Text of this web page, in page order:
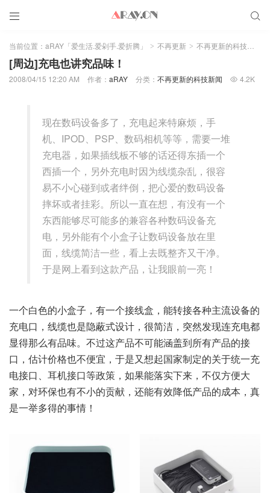
 
当前位置： aRAY「爱生活.爱剁手.爱折腾」 > 不再更新 > 不再更新的科技新闻
[周边]充电也讲究品味！
2008/04/15 12:20 AM 作者： aRAY 分类： 不再更新的科技新闻  4.2K
现在数码设备多了，充电起来特麻烦，手
机、IPOD、PSP、数码相机等等，需要一堆
充电器，如果插线板不够的话还得东插一个
西插一个，另外充电时因为线缆杂乱，很容
易不小心碰到或者绊倒，把心爱的数码设备
摔坏或者挂彩。所以一直在想，有没有一个
东西能够尽可能多的兼容各种数码设备充
电，另外能有个小盒子让数码设备放在里
面，线缆简洁一些，看上去既整齐又干净。
于是网上看到这款产品，让我眼前一亮！
一个白色的小盒子，有一个接线盒，能转接各种主流设备的
充电口，线缆也是隐蔽式设计，很简洁，突然发现连充电都
显得那么有品味。不过这产品不可能涵盖到所有产品的接
口，估计价格也不便宜，于是又想起国家制定的关于统一充
电接口、耳机接口等政策，如果能落实下来，不仅方便大
家，对环保也有不小的贡献，还能有效降低产品的成本，真
是一举多得的事情！